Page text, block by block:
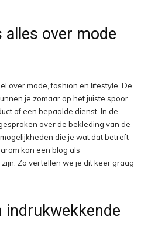
over mode
over mode, fashion en lifestyle. De
je zomaar op het juiste spoor
of een bepaalde dienst. In de
over de bekleding van de
die je wat dat betreft
kan een blog als
Zo vertellen we je dit keer graag
indrukwekkende